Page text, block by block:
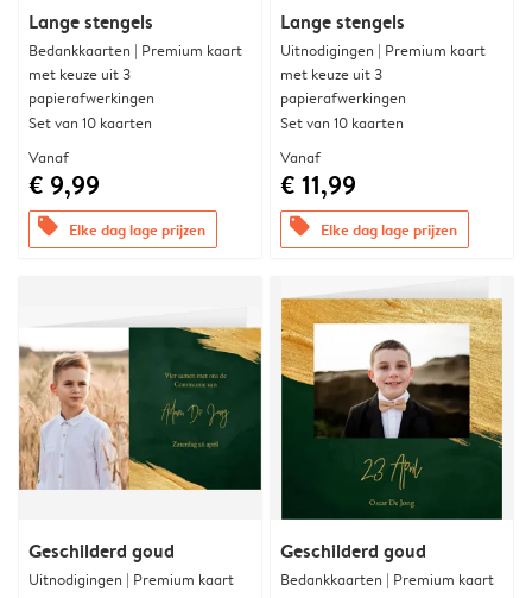
Lange stengels
Bedankkaarten | Premium kaart
met keuze uit 3
papierafwerkingen
Set van 10 kaarten
Vanaf
€ 9,99
offers Elke dag lage prijzen
Lange stengels
Uitnodigingen | Premium kaart
met keuze uit 3
papierafwerkingen
Set van 10 kaarten
Vanaf
€ 11,99
offers Elke dag lage prijzen
Geschilderd goud
Uitnodigingen | Premium kaart
Geschilderd goud
Bedankkaarten | Premium kaart